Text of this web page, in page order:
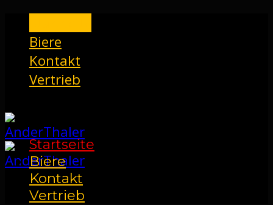
Biere
Kontakt
Vertrieb
Startseite
Biere
Kontakt
Vertrieb